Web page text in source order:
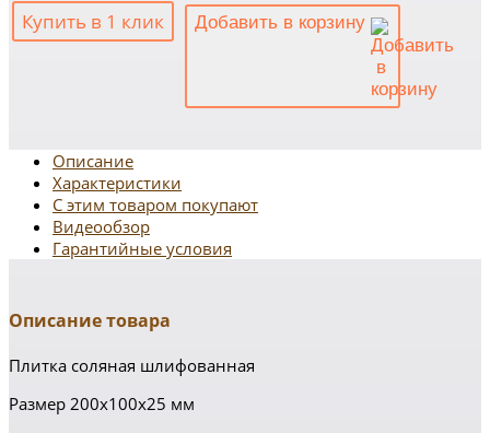
Купить в 1 клик Добавить в корзину
Описание
Характеристики
С этим товаром покупают
Видеообзор
Гарантийные условия
Описание товара
Плитка соляная шлифованная
Размер 200х100х25 мм